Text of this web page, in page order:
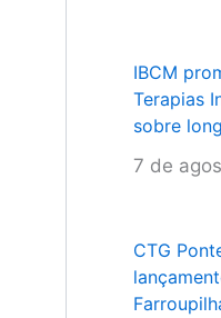
IBCM
Terapias
sobre
7 de
CTG